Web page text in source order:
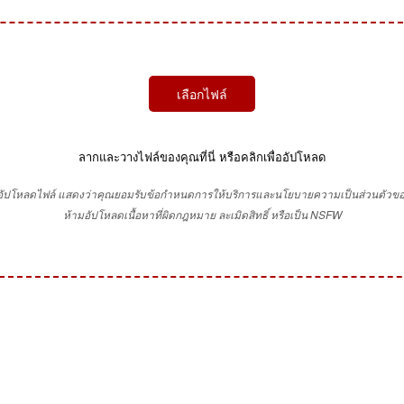
เลือกไฟล์
ลากและวางไฟล์ของคุณที่นี่ หรือคลิกเพื่ออัปโหลด
ปโหลดไฟล์ แสดงว่าคุณยอมรับข้อกำหนดการให้บริการและนโยบายความเป็นส่วนตัวขอ
ห้ามอัปโหลดเนื้อหาที่ผิดกฎหมาย ละเมิดสิทธิ์ หรือเป็น NSFW